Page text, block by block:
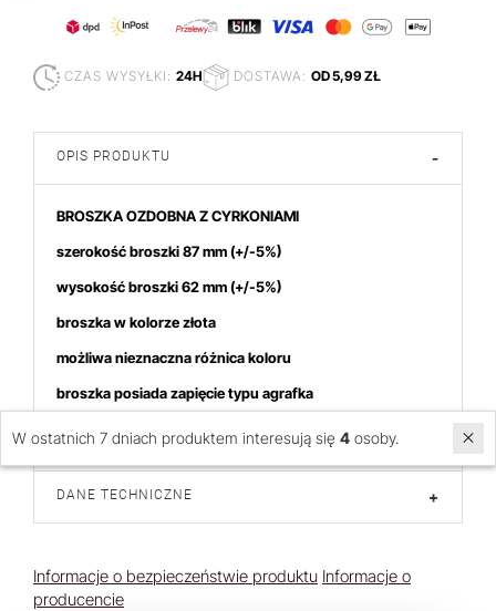
CZAS WYSYŁKI: 24H DOSTAWA: OD 5,99 ZŁ
OPIS PRODUKTU -
BROSZKA OZDOBNA Z CYRKONIAMI
szerokość broszki 87 mm(+/-5%)
wysokość broszki 62mm (+/-5%)
broszka w kolorze złota
możliwa nieznaczna różnica koloru
broszka posiada zapięcie typu agrafka
Cena dotyczy 1 sztuki
DANE TECHNICZNE +
Informacje o bezpieczeństwie produktu Informacje o
producencie
W ostatnich 7 dniach produktem interesują się 4 osoby.